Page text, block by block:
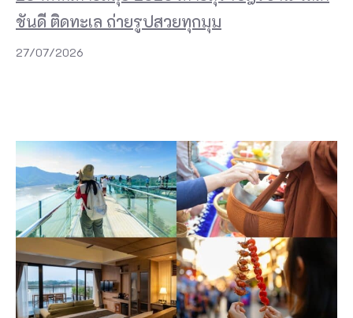
ชันดี ติดทะเล ถ่ายรูปสวยทุกมุม
27/07/2026